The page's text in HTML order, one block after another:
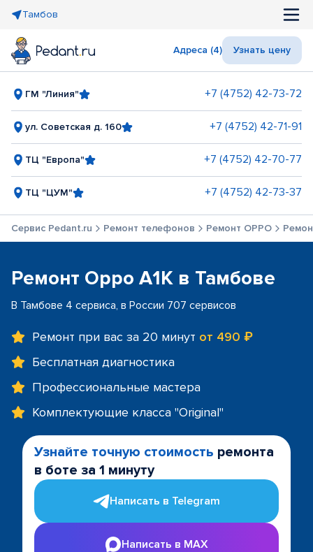
Тамбов
Адреса (4) Узнать цену
ГМ "Линия" +7 (4752) 42-73-72
ул. Советская д. 160 +7 (4752) 42-71-91
ТЦ "Европа" +7 (4752) 42-70-77
ТЦ "ЦУМ" +7 (4752) 42-73-37
Сервис Pedant.ru Ремонт телефонов Ремонт OPPO
Ремонт Oppo A1K в Тамбове
В Тамбове 4 сервиса, в России 707 сервисов
Ремонт при вас за 20 минут от 490 ₽
Бесплатная диагностика
Профессиональные мастера
Комплектующие класса "Original"
Узнайте точную стоимость ремонта
в боте за 1 минуту
Написать в Telegram
Написать в MAX